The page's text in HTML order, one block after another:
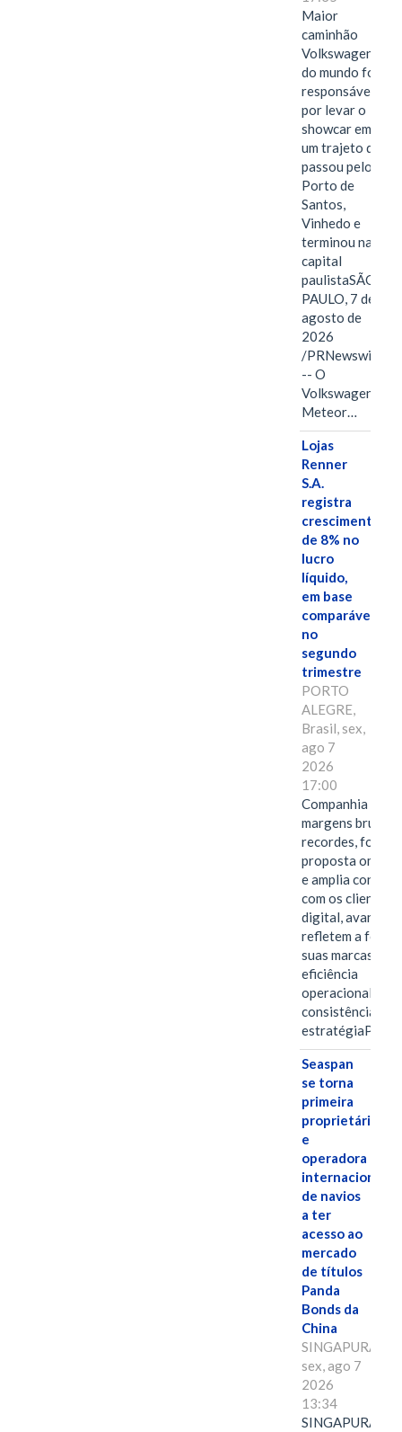
Maior
caminhão
Volkswagen
do mundo foi
responsável
por levar o
showcar em
um trajeto que
passou pelo
Porto de
Santos,
Vinhedo e
terminou na
capital
paulistaSÃO
PAULO, 7 de
agosto de
2026
/PRNewswire/
-- O
Volkswagen
Meteor…
Lojas
Renner
S.A.
registra
crescimento
de 8% no
lucro
líquido,
em base
comparável,
no
segundo
trimestre
PORTO
ALEGRE,
Brasil, sex,
ago 7
2026
17:00
Companhia
margens brutas
recordes,
proposta
e amplia
com os clientes
digital, avanços
refletem a força
suas marcas, a
eficiência
operacional e a
consistência de
Seaspan
se torna
primeira
proprietária
e
operadora
internacional
de navios
a ter
acesso ao
mercado
de títulos
Panda
Bonds da
China
SINGAPURA,
sex, ago 7
2026
13:34
SINGAPURA,